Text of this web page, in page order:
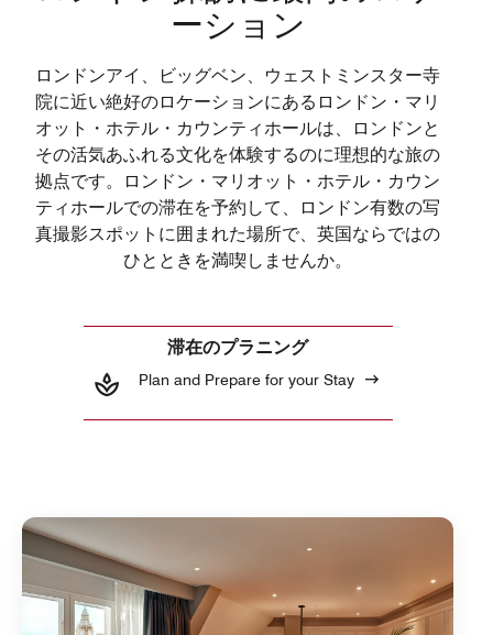
ーション
ロンドンアイ、ビッグベン、ウェストミンスター寺
院に近い絶好のロケーションにあるロンドン・マリ
オット・ホテル・カウンティホールは、ロンドンと
その活気あふれる文化を体験するのに理想的な旅の
拠点です。ロンドン・マリオット・ホテル・カウン
ティホールでの滞在を予約して、ロンドン有数の写
真撮影スポットに囲まれた場所で、英国ならではの
ひとときを満喫しませんか。
滞在のプラニング
Plan and Prepare for your Stay